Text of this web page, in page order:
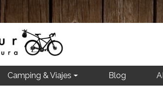
Camping & Viajes Blog